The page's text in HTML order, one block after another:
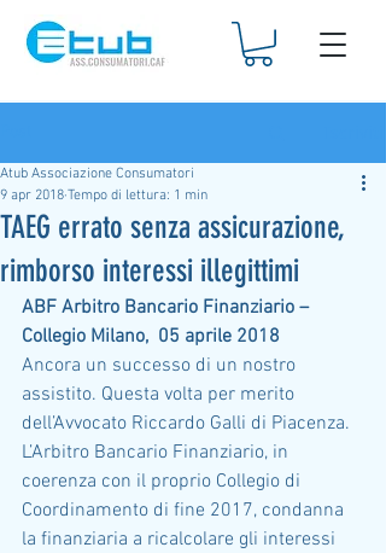
TAEG errato senza assicurazione,
rimborso interessi illegittimi
Atub Associazione Consumatori
9 apr 2018 Tempo di lettura: 1 min
ABF Arbitro Bancario Finanziario –
Collegio Milano,  05 aprile 2018
Ancora un successo di un nostro
assistito. Questa volta per merito
dell’Avvocato Riccardo Galli di Piacenza.
L’Arbitro Bancario Finanziario, in
coerenza con il proprio Collegio di
Coordinamento di fine 2017, condanna
la finanziaria a ricalcolare gli interessi